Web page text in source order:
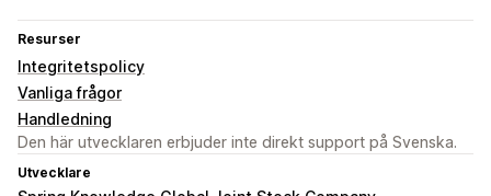
Resurser
Integritetspolicy
Vanliga frågor
Handledning
Den här utvecklaren erbjuder inte direkt support på Svenska.
Utvecklare